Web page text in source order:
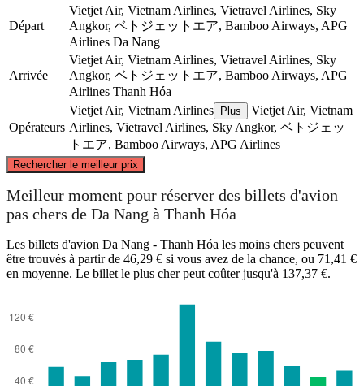
Départ
Vietjet Air, Vietnam Airlines, Vietravel Airlines, Sky
Angkor, ベトジェットエア, Bamboo Airways, APG
Airlines Da Nang
Arrivée
Vietjet Air, Vietnam Airlines, Vietravel Airlines, Sky
Angkor, ベトジェットエア, Bamboo Airways, APG
Airlines Thanh Hóa
Opérateurs
Vietjet Air, Vietnam Airlines Plus
Vietjet Air, Vietnam
Airlines, Vietravel Airlines, Sky Angkor, ベトジェッ
トエア, Bamboo Airways, APG Airlines
Rechercher le meilleur prix
©CARTO, ©OpenStreetMap
Meilleur moment pour réserver des billets d'avion
pas chers de Da Nang à Thanh Hóa
Les billets d'avion Da Nang - Thanh Hóa les moins chers peuvent
être trouvés à partir de 46,29 € si vous avez de la chance, ou 71,41 €
en moyenne. Le billet le plus cher peut coûter jusqu'à 137,37 €.